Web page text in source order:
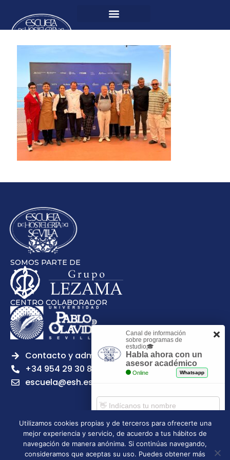
SOMOS PARTE DE
CENTRO COLABORADOR
Contacto y admisiones
+34 954 29 30 81
escuela@esh.es
Aviso legal Política de Privacidad
Política de Cookies
Política de calidad
Tablón de anuncios
Utilizamos cookies propias y de terceros para ofrecerte una
mejor experiencia y servicio, de acuerdo a tus hábitos de
navegación de manera anónima. Si continúas navegando,
consideramos que aceptas su uso. Puedes obtener más
Canal de información
sobre programas de
estudio🎓
Habla ahora con un
asesor académico
Online Whatsapp
Comenzar chat